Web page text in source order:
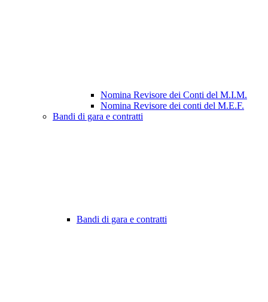
Nomina Revisore dei Conti del M.I.M.
Nomina Revisore dei conti del M.E.F.
Bandi di gara e contratti
Bandi di gara e contratti